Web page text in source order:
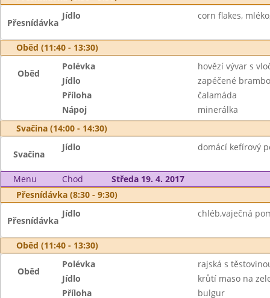
Přesnídávka
Jídlo corn flakes,
Oběd (11:40 - 13:30)
Oběd
Polévka
hovězí vývar s
Jídlo
zapéčené
Příloha
čalamáda
Nápoj
minerálka
Svačina (14:00 - 14:30)
Svačina
Jídlo domácí kefírový
Menu Chod
Středa 19. 4. 2017
Přesnídávka (8:30 - 9:30)
Přesnídávka
Jídlo chléb,vaječná
Oběd (11:40 - 13:30)
Oběd
Polévka
rajská s
Jídlo
krůtí maso na
Příloha
bulgur